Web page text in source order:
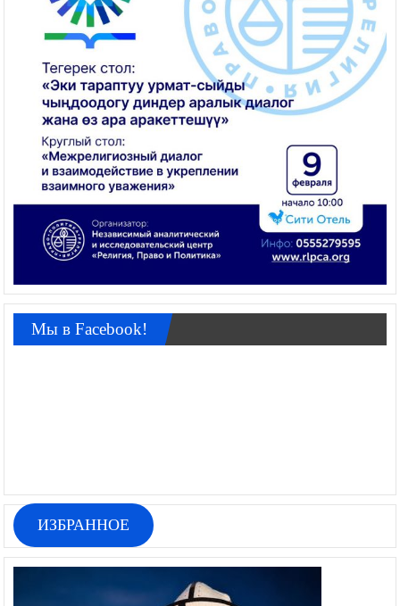
Мы в Facebook!
ИЗБРАННОЕ